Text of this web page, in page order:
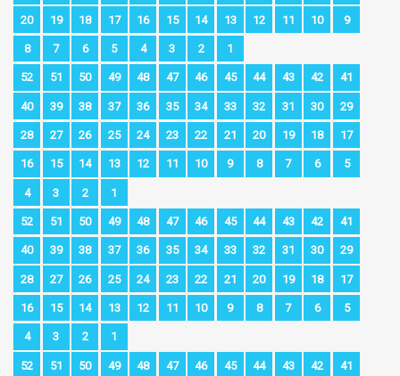
20 19 18 17 16 15 14 13 12 11 10 9
8 7 6 5 4 3 2 1
52 51 50 49 48 47 46 45 44 43 42 41
40 39 38 37 36 35 34 33 32 31 30 29
28 27 26 25 24 23 22 21 20 19 18 17
16 15 14 13 12 11 10 9 8 7 6 5
4 3 2 1
52 51 50 49 48 47 46 45 44 43 42 41
40 39 38 37 36 35 34 33 32 31 30 29
28 27 26 25 24 23 22 21 20 19 18 17
16 15 14 13 12 11 10 9 8 7 6 5
4 3 2 1
52 51 50 49 48 47 46 45 44 43 42 41